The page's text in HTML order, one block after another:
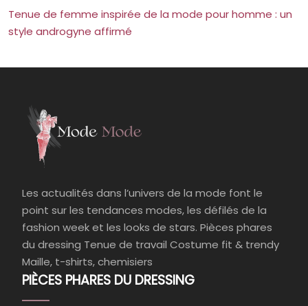
Tenue de femme inspirée de la mode pour homme : un
style androgyne affirmé
Les actualités dans l’univers de la mode font le
point sur les tendances modes, les défilés de la
fashion week et les looks de stars. Pièces phares
du dressing Tenue de travail Costume fit & trendy
Maille, t-shirts, chemisiers
PIÈCES PHARES DU DRESSING